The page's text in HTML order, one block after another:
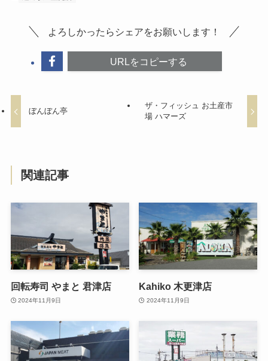
よろしかったらシェアをお願いします！
URLをコピーする
ぼんぼん亭
ザ・フィッシュ お土産市
場 ハマーズ
関連記事
回転寿司 やまと 君津店
2024年11月9日
Kahiko 木更津店
2024年11月9日